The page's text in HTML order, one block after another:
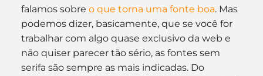
falamos sobre o que torna uma fonte boa. Mas
podemos dizer, basicamente, que se você for
trabalhar com algo quase exclusivo da web e
não quiser parecer tão sério, as fontes sem
serifa são sempre as mais indicadas. Do